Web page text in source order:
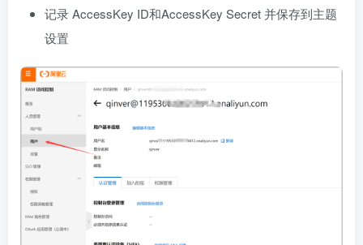
记录 AccessKey ID和AccessKey Secret 并保存到主题
设置